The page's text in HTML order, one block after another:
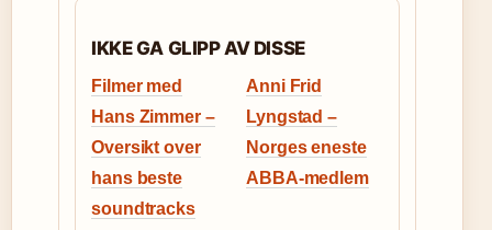
IKKE GA GLIPP AV DISSE
Filmer med
Hans Zimmer –
Oversikt over
hans beste
soundtracks
Anni Frid
Lyngstad –
Norges eneste
ABBA-medlem